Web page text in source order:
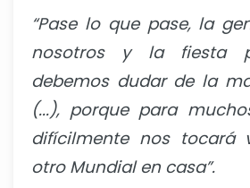
“Pase lo que pase, la
nosotros y la fiesta
debemos dudar de la
(...), porque para
difícilmente nos tocará
otro Mundial en casa”.